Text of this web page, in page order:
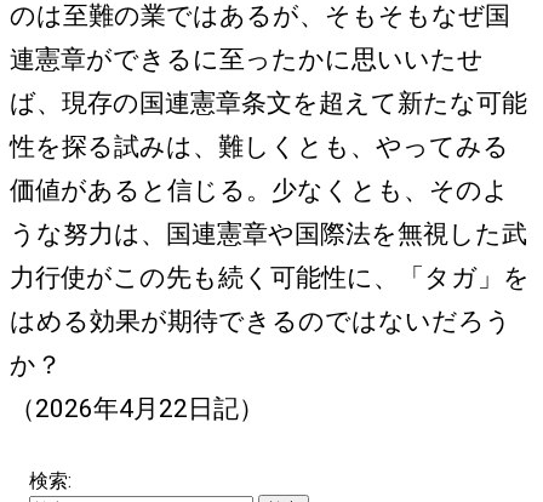
のは至難の業ではあるが、そもそもなぜ国
連憲章ができるに至ったかに思いいたせ
ば、現存の国連憲章条文を超えて新たな可能
性を探る試みは、難しくとも、やってみる
価値があると信じる。少なくとも、そのよ
うな努力は、国連憲章や国際法を無視した武
力行使がこの先も続く可能性に、「タガ」を
はめる効果が期待できるのではないだろう
か？
（2026年4月22日記）
検索: